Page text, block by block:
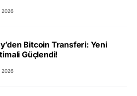
2026
Bitcoin Transferi: Yeni
Güçlendi!
2026